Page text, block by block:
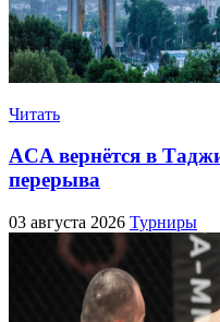
Читать
ACA вернётся в
перерыва
03 августа 2026 Турниры